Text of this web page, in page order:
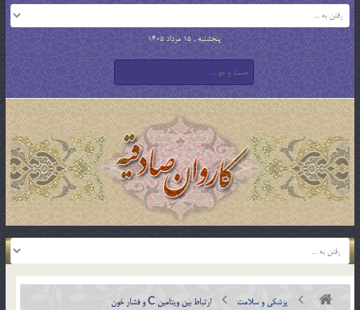
پنجشنبه , 15 مرداد 1405
پزشکی و سلامت ارتباط بین ویتامین C و فشار خون